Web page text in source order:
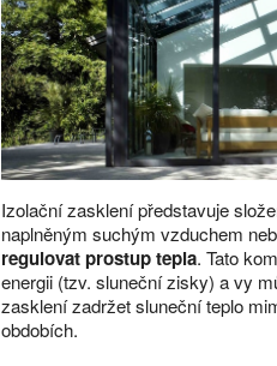
Izolační zasklení představuje
naplněným suchým vzduchem
regulovat prostup tepla. Tato
energii (tzv. sluneční zisky) a vy
zasklení zadržet sluneční teplo
obdobích.